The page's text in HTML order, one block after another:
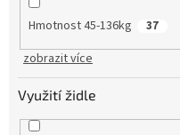
Hmotnost 45-136kg 37
zobrazit více
Využití židle